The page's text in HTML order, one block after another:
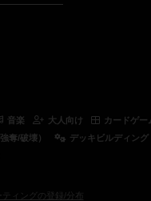
音楽 大人向け
カードゲー
奪/破壊）
デッキビルディング
ィングの登録/分布